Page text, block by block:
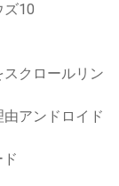
ズ10
クロールリン
アンドロイド